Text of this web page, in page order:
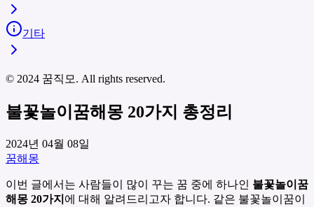
기타
© 2024 꿈직모. All rights reserved.
불꽃놀이꿈해몽 20가지 총정리
2024년 04월 08일
꿈해몽
이번 글에서는 사람들이 많이 꾸는 꿈 중에 하나인 불꽃놀이꿈
해몽 20가지 에 대해 알려드리고자 합니다. 같은 불꽃놀이꿈이